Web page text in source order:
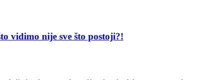
vidimo nije sve što postoji?!